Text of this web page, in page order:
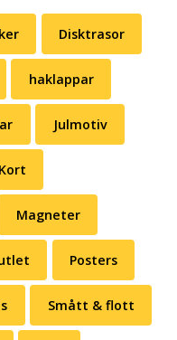
Disktrasor
haklappar
Julmotiv
Kort
Magneter
Posters
Smått & flott